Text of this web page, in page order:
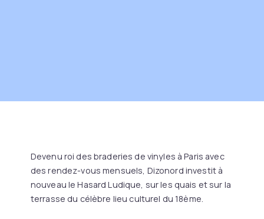
Devenu roi des braderies de vinyles à Paris avec
des rendez-vous mensuels, Dizonord investit à
nouveau le Hasard Ludique, sur les quais et sur la
terrasse du célèbre lieu culturel du 18ème.